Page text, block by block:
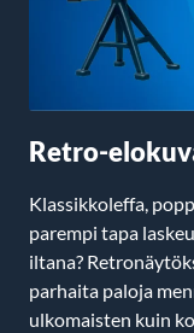
Retro-
Klassikkoleffa,
parempi tapa
iltana?
parhaita paloja
ulkomaisten kuin